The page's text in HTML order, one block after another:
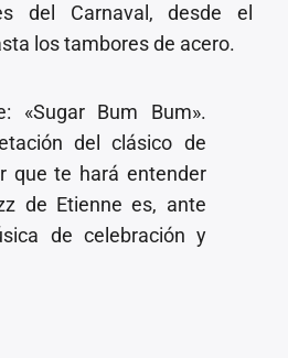
del Carnaval, desde el
los tambores de acero.
«Sugar Bum Bum».
del clásico de
que te hará entender
de Etienne es, ante
de celebración y